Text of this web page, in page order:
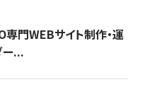
専門WEBサイト制作・運
ー...